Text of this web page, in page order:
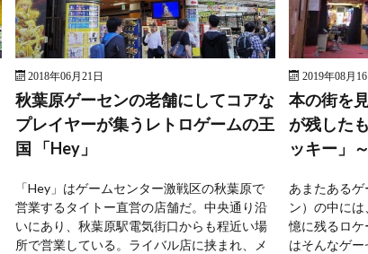
2018年06月21日
秋葉原ゲーセンの老舗にしてコアな
プレイヤーが集うレトロゲームの王
国 「Hey」
「Hey」はゲームセンター激戦区の秋葉原で
営業するタイトー直営の店舗だ。中央通り沿
いにあり、秋葉原駅電気街口からも程近い場
所で営業している。ライバル店に挟まれ、メ
2019年08月16
本の街を
が残した
ッキー」
あまたある
ン）の中に
憶に残るロ
はそんなゲ